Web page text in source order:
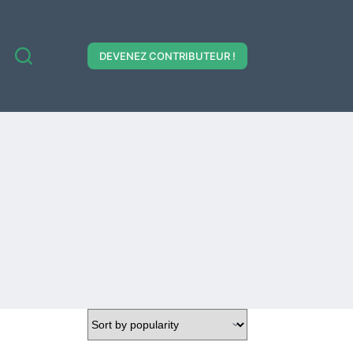
DEVENEZ CONTRIBUTEUR !